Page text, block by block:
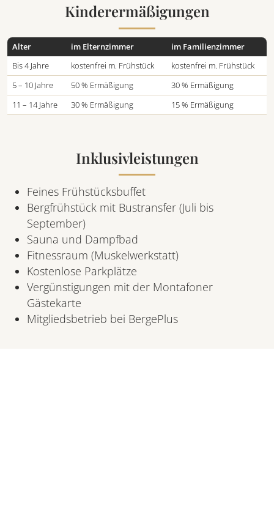
Kinderermäßigungen
Alter im Elternzimmer
im Familienzimmer
Bis 4 Jahre
kostenfrei m. Frühstück
kostenfrei m. Frühstück
5 – 10 Jahre
50 % Ermäßigung
30 % Ermäßigung
11 – 14 Jahre
30 % Ermäßigung 15 % Ermäßigung
Inklusivleistungen
Feines Frühstücksbuffet
Bergfrühstück mit Bustransfer (Juli bis
September)
Sauna und Dampfbad
Fitnessraum (Muskelwerkstatt)
Kostenlose Parkplätze
Vergünstigungen mit der Montafoner
Gästekarte
Mitgliedsbetrieb bei BergePlus